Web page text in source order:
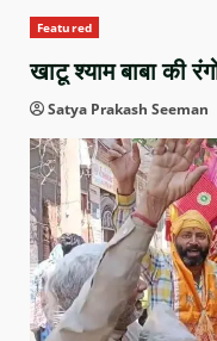
Featured
खाटू श्याम बाबा की
Satya Prakash Seeman